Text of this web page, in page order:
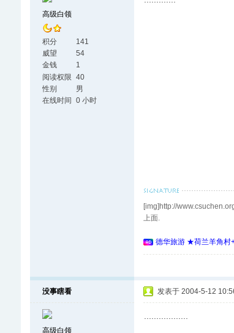
高级白领
积分
141
威望
54
金钱
1
阅读权限 40
性别
男
在线时间
0 小时
[img]http://
上面.
德华旅游 ★荷兰羊角村
没事瞎看
高级白领
发表于 2004-5-12